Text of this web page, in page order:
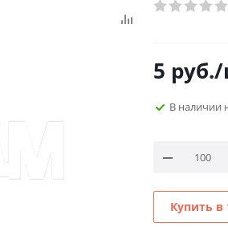
5 руб./
В наличии
Купить в